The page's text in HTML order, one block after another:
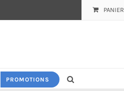
PANIER
PROMOTIONS